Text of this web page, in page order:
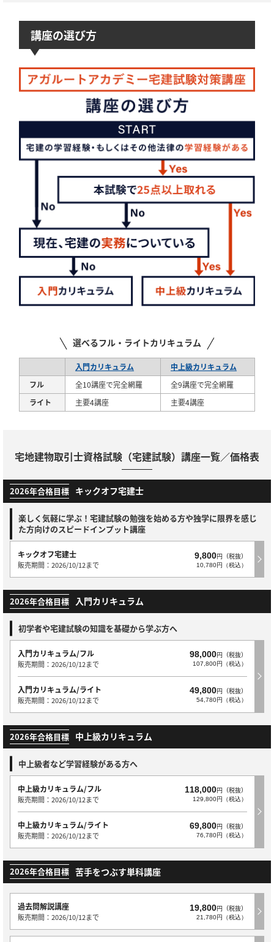
講座の選び方
選べるフル・ライトカリキュラム
入門カリキュラム
中上級カリキュラム
フル
全10講座で完全網羅
全9講座で完全網羅
ライト
主要4講座 主要4講座
宅地建物取引士資格試験（宅建試験）講座一覧／価格表
2026年合格目標 キックオフ宅建士
楽しく気軽に学ぶ！宅建試験の勉強を始める方や独学に限界を感じ
た方向けのスピードインプット講座
キックオフ宅建士
販売期間：2026/10/12まで
9,800円（税抜）
10,780円（税込）
2026年合格目標 入門カリキュラム
初学者や宅建試験の知識を基礎から学ぶ方へ
入門カリキュラム/フル
販売期間：2026/10/12まで
98,000円（税抜）
107,800円（税込）
入門カリキュラム/ライト
販売期間：2026/10/12まで
49,800円（税抜）
54,780円（税込）
2026年合格目標 中上級カリキュラム
中上級者など学習経験がある方へ
中上級カリキュラム/フル
販売期間：2026/10/12まで
118,000円（税抜）
129,800円（税込）
中上級カリキュラム/ライト
販売期間：2026/10/12まで
69,800円（税抜）
76,780円（税込）
2026年合格目標 苦手をつぶす単科講座
過去問解説講座
販売期間：2026/10/12まで
19,800円（税抜）
21,780円（税込）